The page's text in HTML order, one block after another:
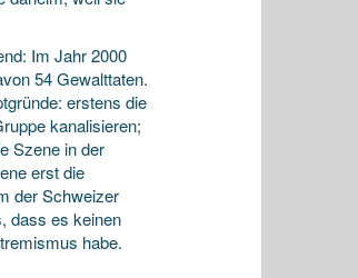
Im Jahr 2000
54 Gewalttaten.
erstens die
kanalisieren;
Szene in der
erst die
der Schweizer
dass es keinen
habe.